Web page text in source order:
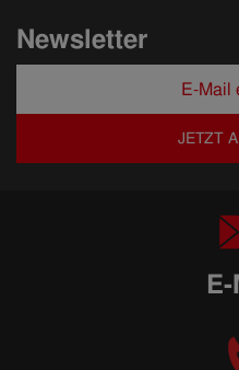
Newsletter
JETZT